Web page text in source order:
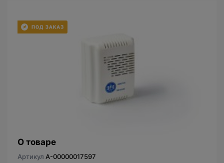
О товаре
Артикул A-00000017597